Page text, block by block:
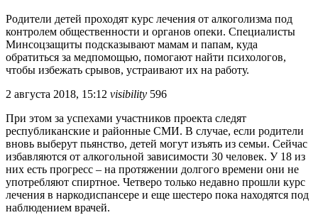
Родители детей проходят курс лечения от алкоголизма под
контролем общественности и органов опеки. Специалисты
Минсоцзащиты подсказывают мамам и папам, куда
обратиться за медпомощью, помогают найти психологов,
чтобы избежать срывов, устраивают их на работу.
2 августа 2018, 15:12 visibility 596
При этом за успехами участников проекта следят
республиканские и районные СМИ. В случае, если родители
вновь выберут пьянство, детей могут изъять из семьи. Сейчас
избавляются от алкогольной зависимости 30 человек. У 18 из
них есть прогресс – на протяжении долгого времени они не
употребляют спиртное. Четверо только недавно прошли курс
лечения в наркодиспансере и еще шестеро пока находятся под
наблюдением врачей.